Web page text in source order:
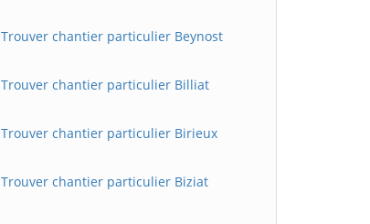
Trouver chantier particulier Beynost
Trouver chantier particulier Billiat
Trouver chantier particulier Birieux
Trouver chantier particulier Biziat